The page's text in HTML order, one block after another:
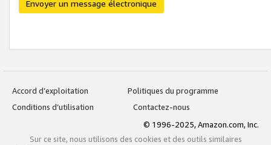
Envoyer un message électronique
Accord d’exploitation
Politiques du programme
Conditions d’utilisation
Contactez-nous
© 1996-2025, Amazon.com, Inc.
Sur ce site, nous utilisons des cookies et des outils similaires